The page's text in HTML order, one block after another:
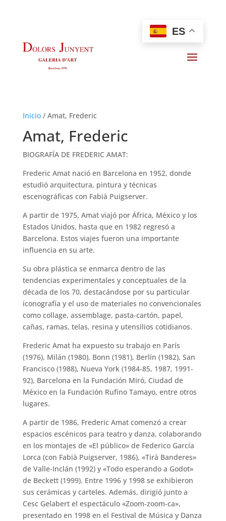
ES
Inicio/ Amat, Frederic
Amat, Frederic
BIOGRAFÍA DE FREDERIC AMAT:
Frederic Amat nació en Barcelona en 1952, donde
estudió arquitectura, pintura y técnicas
escenográficas con Fabià Puigserver.
A partir de 1975, Amat viajó por África, México y los
Estados Unidos, hasta que en 1982 regresó a
Barcelona. Estos viajes fueron una importante
influencia en su arte.
Su obra plástica se enmarca dentro de las
tendencias experimentales y conceptuales de la
década de los 70, destacándose por su particular
iconografía y el uso de materiales no convencionales
como collage, assemblage, pasta-cartón, papel,
cañas, ramas, telas, resina y utensilios cotidianos.
Frederic Amat ha expuesto su trabajo en París
(1976), Milán (1980), Bonn (1981), Berlín (1982), San
Francisco (1988), Nueva York (1984-85, 1987, 1991-
92), Barcelona en la Fundación Miró, Ciudad de
México en la Fundación Rufino Tamayo, entre otros
lugares.
A partir de 1986, Frederic Amat comenzó a crear
espacios escénicos para teatro y danza, colaborando
en los montajes de «El público» de Federico García
Lorca (con Fabià Puigserver, 1986), «Tirà Banderes»
de Valle-Inclán (1992) y «Todo esperando a Godot»
de Beckett (1999). Entre 1996 y 1998 se exhibieron
sus cerámicas y carteles. Además, dirigió junto a
Cesc Gelabert el espectáculo «Zoom-zoom-ca»,
presentado en 1998 en el Festival de Música y Danza